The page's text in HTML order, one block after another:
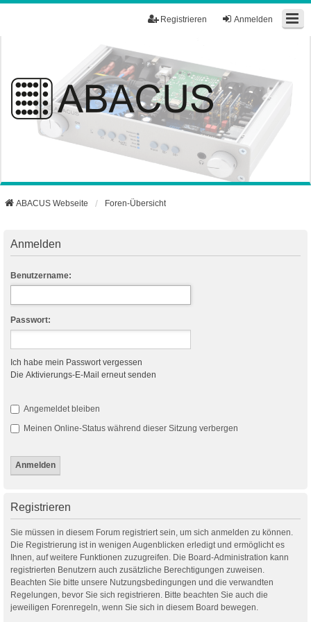
Anmelden
Registrieren
ABACUS Webseite Foren-Übersicht
Anmelden
Benutzername:
Passwort:
Ich habe mein Passwort vergessen
Die Aktivierungs-E-Mail erneut senden
Angemeldet bleiben
Meinen Online-Status während dieser Sitzung verbergen
Registrieren
Sie müssen in diesem Forum registriert sein, um sich anmelden zu können.
Die Registrierung ist in wenigen Augenblicken erledigt und ermöglicht es
Ihnen, auf weitere Funktionen zuzugreifen. Die Board-Administration kann
registrierten Benutzern auch zusätzliche Berechtigungen zuweisen.
Beachten Sie bitte unsere Nutzungsbedingungen und die verwandten
Regelungen, bevor Sie sich registrieren. Bitte beachten Sie auch die
jeweiligen Forenregeln, wenn Sie sich in diesem Board bewegen.